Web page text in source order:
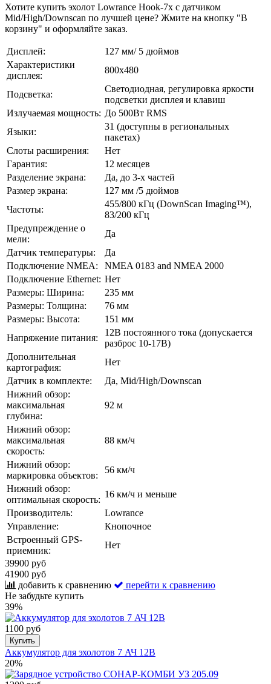
Хотите купить эхолот Lowrance Hook-7x с датчиком
Mid/High/Downscan по лучшей цене? Жмите на кнопку "В
корзину" и оформляйте заказ.
Дисплей:
127 мм/ 5 дюймов
Характеристики
дисплея:
800х480
Подсветка:
Светодиодная, регулировка яркости
подсветки дисплея и клавиш
Излучаемая мощность: До 500Вт RMS
Языки:
31 (доступны в региональных
пакетах)
Слоты расширения:
Нет
Гарантия:
12 месяцев
Разделение экрана:
Да, до 3-х частей
Размер экрана:
127 мм /5 дюймов
Частоты:
455/800 кГц (DownScan Imaging™),
83/200 кГц
Предупреждение о
мели:
Да
Датчик температуры:
Да
Подключение NMEA:
NMEA 0183 and NMEA 2000
Подключение Ethernet: Нет
Размеры: Ширина:
235 мм
Размеры: Толщина:
76 мм
Размеры: Высота:
151 мм
Напряжение питания:
12В постоянного тока (допускается
разброс 10-17В)
Дополнительная
картография:
Нет
Датчик в комплекте:
Да, Mid/High/Downscan
Нижний обзор:
максимальная
глубина:
92 м
Нижний обзор:
максимальная
скорость:
88 км/ч
Нижний обзор:
маркировка объектов:
56 км/ч
Нижний обзор:
оптимальная скорость:
16 км/ч и меньше
Производитель:
Lowrance
Управление:
Кнопочное
Встроенный GPS-
приемник:
Нет
39900 руб
41900 руб
добавить к сравнению
перейти к сравнению
Не забудьте купить
39%
1100 руб
Купить
Аккумулятор для эхолотов 7 АЧ 12В
20%